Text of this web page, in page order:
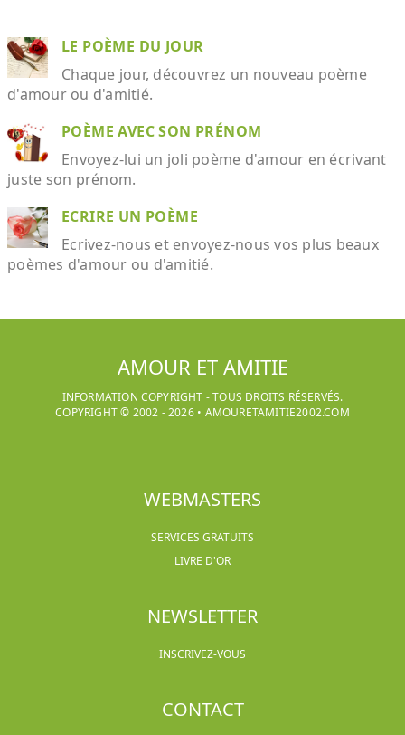
LE POÈME DU JOUR
Chaque jour, découvrez un nouveau poème
d'amour ou d'amitié.
POÈME AVEC SON PRÉNOM
Envoyez-lui un joli poème d'amour en écrivant
juste son prénom.
ECRIRE UN POÈME
Ecrivez-nous et envoyez-nous vos plus beaux
poèmes d'amour ou d'amitié.
AMOUR ET AMITIE
INFORMATION COPYRIGHT - TOUS DROITS RÉSERVÉS.
COPYRIGHT © 2002 -2026• AMOURETAMITIE2002.COM
WEBMASTERS
SERVICES GRATUITS
LIVRE D'OR
NEWSLETTER
INSCRIVEZ-VOUS
CONTACT